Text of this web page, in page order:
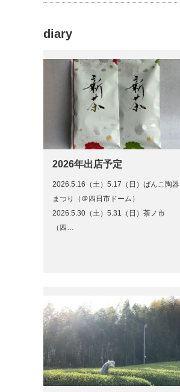
diary
2026年出店予定
2026.5.16（土）5.17（日）ばんこ陶器
まつり（＠四日市ドーム）
2026.5.30（土）5.31（日）茶ノ市
（四…